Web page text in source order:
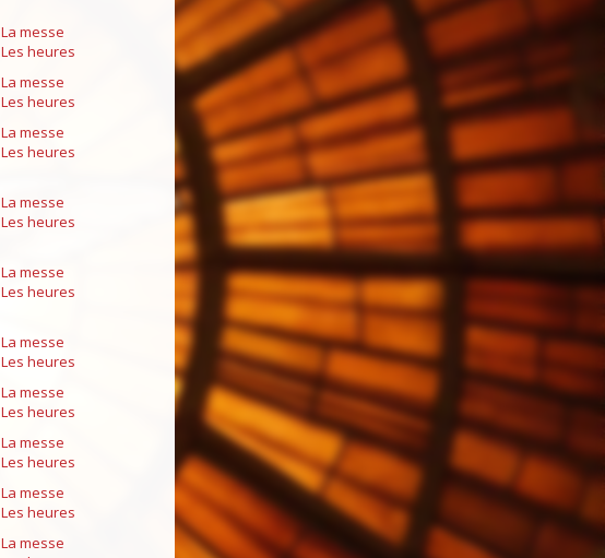
La messe
Les heures
La messe
Les heures
La messe
Les heures
La messe
Les heures
La messe
Les heures
La messe
Les heures
La messe
Les heures
La messe
Les heures
La messe
Les heures
La messe